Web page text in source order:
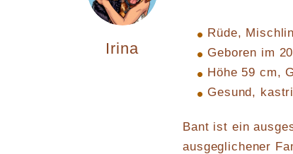
Irina
Rüde,
Geboren im
Höhe 59 cm,
Gesund,
Bant ist ein
ausgeglichener